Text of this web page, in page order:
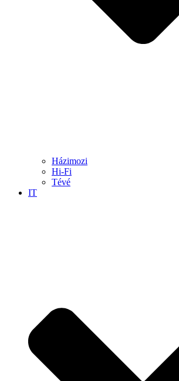
Házimozi
Hi-Fi
Tévé
IT